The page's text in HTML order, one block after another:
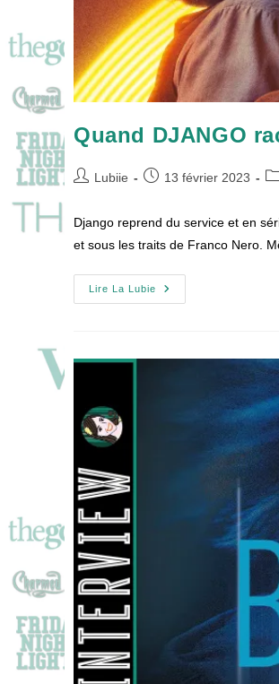
Quand DJANGO
Auteur/autrice
publication :
Lubiie
Publication
13 février 2023
Django reprend du service et en
et sous les traits de Franco Nero.
Lire La Lubie
Quand
DJANGO